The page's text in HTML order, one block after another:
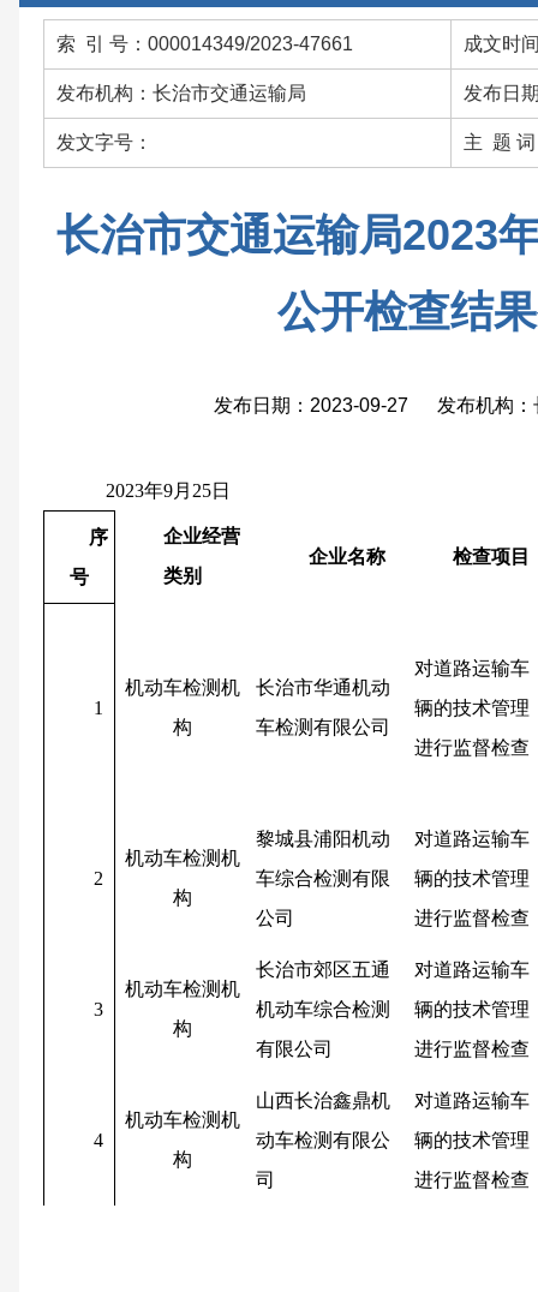
索 引 号：000014349/2023-47661 成文时
发布机构：长治市交通运输局 发布日
发文字号： 主 题 词
长治市交通运输局2023
公开检查结
发布日期：2023-09-27 发布机构：
2023年9月 25日
序
号
企业经营
类别
企业名称 检查项目
1
机动车检测机
构
长治市华通机动
车检测有限公司
对道路运输车
辆的技术管理
进行监督检查
2
机动车检测机
构
黎城县浦阳机动
车综合检测有限
公司
对道路运输车
辆的技术管理
进行监督检查
3
机动车检测机
构
长治市郊区五通
机动车综合检测
有限公司
对道路运输车
辆的技术管理
进行监督检查
4
机动车检测机
构
山西长治鑫鼎机
动车检测有限公
司
对道路运输车
辆的技术管理
进行监督检查